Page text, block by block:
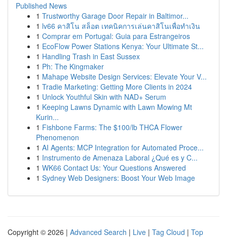
Published News
1 Trustworthy Garage Door Repair in Baltimor...
1 lv66 คาสิโน สล็อต เทคนิคการเล่นคาสิโนเพื่อทำเงิน
1 Comprar em Portugal: Guia para Estrangeiros
1 EcoFlow Power Stations Kenya: Your Ultimate St...
1 Handling Trash in East Sussex
1 Ph: The Kingmaker
1 Mahape Website Design Services: Elevate Your V...
1 Tradie Marketing: Getting More Clients in 2024
1 Unlock Youthful Skin with NAD+ Serum
1 Keeping Lawns Dynamic with Lawn Mowing Mt
Kurin...
1 Fishbone Farms: The $100/lb THCA Flower
Phenomenon
1 AI Agents: MCP Integration for Automated Proce...
1 Instrumento de Amenaza Laboral ¿Qué es y C...
1 WK66 Contact Us: Your Questions Answered
1 Sydney Web Designers: Boost Your Web Image
Copyright © 2026 | Advanced Search | Live | Tag Cloud | Top